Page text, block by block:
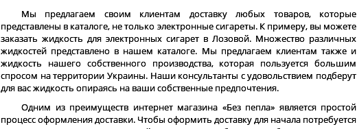
Мы предлагаем своим клиентам доставку любых товаров, которые
представлены в каталоге, не только электронные сигареты. К примеру, вы можете
заказать жидкость для электронных сигарет в Лозовой. Множество различных
жидкостей представлено в нашем каталоге. Мы предлагаем клиентам также и
жидкость нашего собственного производства, которая пользуется большим
спросом на территории Украины. Наши консультанты с удовольствием подберут
для вас жидкость опираясь на ваши собственные предпочтения.
Одним из преимуществ интернет магазина «Без пепла» является простой
процесс оформления доставки. Чтобы оформить доставку для начала потребуется